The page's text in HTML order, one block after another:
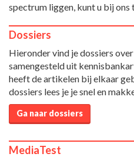
spectrum liggen, kunt u bij ons
Dossiers
Hieronder vind je dossiers
samengesteld uit
heeft de artikelen bij elkaar
dossiers lees je je snel en
Ga naar dossiers
MediaTest